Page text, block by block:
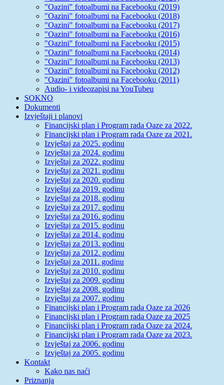
"Oazini" fotoalbumi na Facebooku (2019)
"Oazini" fotoalbumi na Facebooku (2018)
"Oazini" fotoalbumi na Facebooku (2017)
"Oazini" fotoalbumi na Facebooku (2016)
"Oazini" fotoalbumi na Facebooku (2015)
"Oazini" fotoalbumi na Facebooku (2014)
"Oazini" fotoalbumi na Facebooku (2013)
"Oazini" fotoalbumi na Facebooku (2012)
"Oazini" fotoalbumi na Facebooku (2011)
Audio- i videozapisi na YouTubeu
SOKNO
Dokumenti
Izvještaji i planovi
Financijski plan i Program rada Oaze za 2022.
Financijski plan i Program rada Oaze za 2021.
Izvještaj za 2025. godinu
Izvještaj za 2024. godinu
Izvještaj za 2022. godinu
Izvještaj za 2021. godinu
Izvještaj za 2020. godinu
Izvještaj za 2019. godinu
Izvještaj za 2018. godinu
Izvještaj za 2017. godinu
Izvještaj za 2016. godinu
Izvještaj za 2015. godinu
Izvještaj za 2014. godinu
Izvještaj za 2013. godinu
Izvještaj za 2012. godinu
Izvještaj za 2011. godinu
Izvještaj za 2010. godinu
Izvještaj za 2009. godinu
Izvještaj za 2008. godinu
Izvještaj za 2007. godinu
Financijski plan i Program rada Oaze za 2026
Financijski plan i Program rada Oaze za 2025
Financijski plan i Program rada Oaze za 2024.
Financijski plan i Program rada Oaze za 2023.
Izvještaj za 2006. godinu
Izvještaj za 2005. godinu
Kontakt
Kako nas naći
Priznanja